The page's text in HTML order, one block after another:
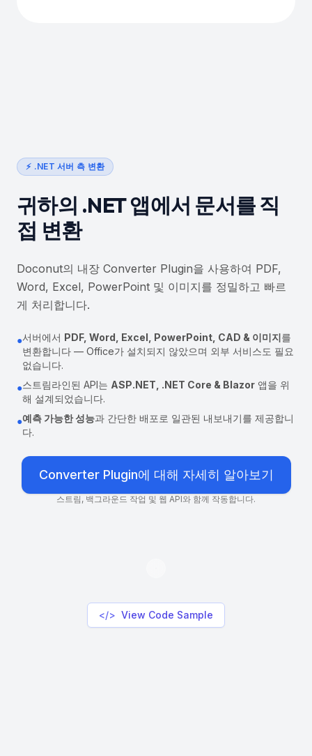
⚡ .NET 서버 측 변환
귀하의 .NET 앱에서 문서를 직
접 변환
Doconut의 내장 Converter Plugin을 사용하여 PDF,
Word, Excel, PowerPoint 및 이미지를 정밀하고 빠르
게 처리합니다.
●서버에서 PDF, Word, Excel, PowerPoint, CAD & 이미지를
변환합니다 — Office가 설치되지 않았으며 외부 서비스도 필요
없습니다.
●스트림라인된 API는 ASP.NET, .NET Core & Blazor 앱을 위
해 설계되었습니다.
●예측 가능한 성능과 간단한 배포로 일관된 내보내기를 제공합니
다.
Converter Plugin에 대해 자세히 알아보기
스트림, 백그라운드 작업 및 웹 API와 함께 작동합니다.
</> View Code Sample